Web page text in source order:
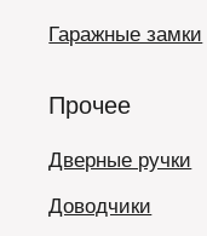
Гаражные замки
Прочее
Дверные ручки
Доводчики